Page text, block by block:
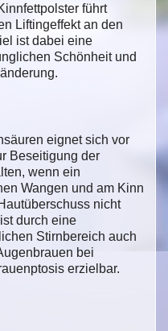
führt
Liftingeffekt an den
ist dabei eine
Schönheit und
eignet sich vor
Beseitigung der
wenn ein
Wangen und am Kinn
nicht
durch eine
Stirnbereich auch
bei
erzielbar.